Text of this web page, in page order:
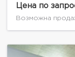
На первом
расположилась
Цена по
Возможна